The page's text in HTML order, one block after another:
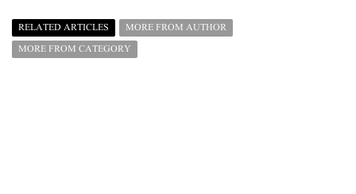
RELATED ARTICLES
MORE FROM AUTHOR
MORE FROM CATEGORY